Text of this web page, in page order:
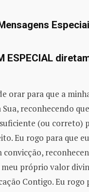
ESPECIAL
orar para que a
Sua, reconhecendo
(ou correto)
Eu rogo para que
convicção,
próprio valor
Contigo. Eu rogo